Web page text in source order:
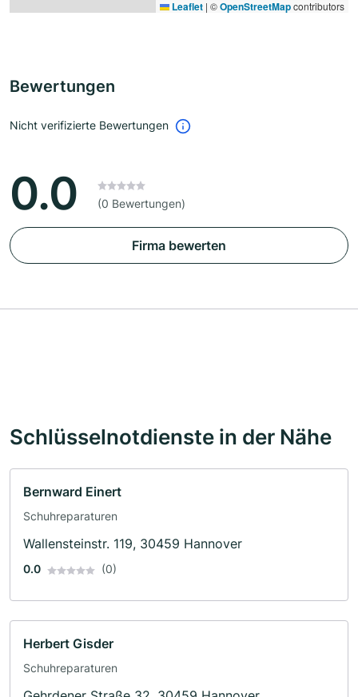
Leaflet | ©OpenStreetMapcontributors
Bewertungen
Nicht verifizierte Bewertungen
0.0 (0 Bewertungen)
Firma bewerten
Schlüsselnotdienste in der Nähe
Bernward Einert
Schuhreparaturen
Wallensteinstr. 119, 30459 Hannover
0.0 (0)
Herbert Gisder
Schuhreparaturen